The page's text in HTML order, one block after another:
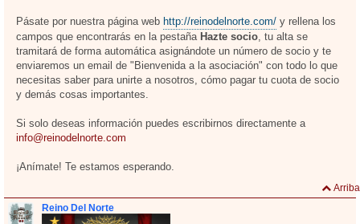
Pásate por nuestra página web http://reinodelnorte.com/ y rellena los
campos que encontrarás en la pestaña Hazte socio , tu alta se
tramitará de forma automática asignándote un número de socio y te
enviaremos un email de "Bienvenida a la asociación" con todo lo que
necesitas saber para unirte a nosotros, cómo pagar tu cuota de socio
y demás cosas importantes.
Si solo deseas información puedes escribirnos directamente a
info@reinodelnorte.com
¡Anímate! Te estamos esperando.
Arriba
Reino Del Norte